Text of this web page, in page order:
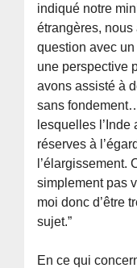
indiqué notre
étrangères,
question avec
une perspective
avons assisté à
sans
lesquelles l’Inde
réserves à
l’élargissement.
simplement pas
moi donc d’être
sujet.”
En ce qui